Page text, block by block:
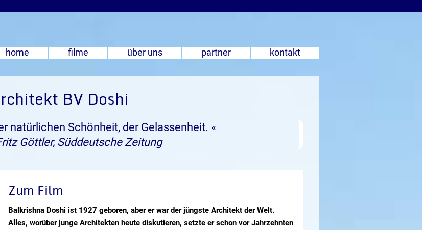
home filme über uns partner kontakt
BV Doshi
natürlichen Schönheit, der Gelassenheit. «
Göttler, Süddeutsche Zeitung
Zum Film
Balkrishna Doshi ist 1927 geboren, aber er war der jüngste Architekt der Welt.
Alles, worüber junge Architekten heute diskutieren, setzte er schon vor Jahrzehnten